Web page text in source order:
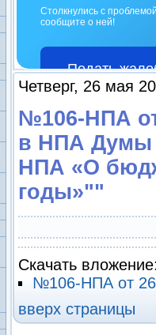
Столкнулись с
сообщите о ней!
Подать
Четверг, 26 мая
№106-НПА
в НПА Думы
НПА «О
годы»""
Скачать
№106-НПА от
вверх страницы